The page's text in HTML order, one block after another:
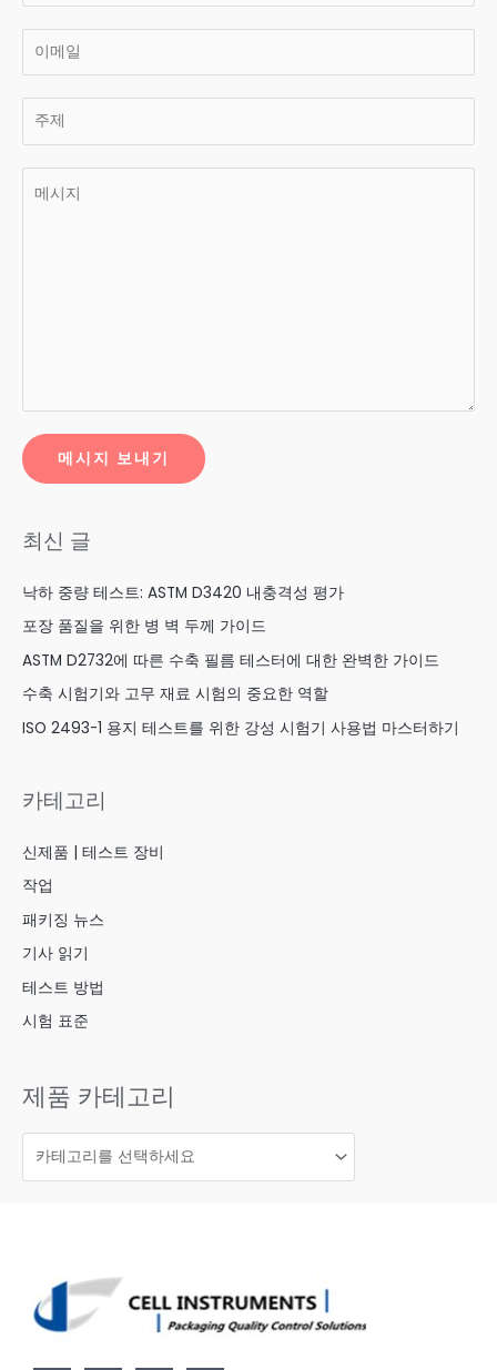
메시지 보내기
최신 글
낙하 중량 테스트: ASTM D3420 내충격성 평가
포장 품질을 위한 병 벽 두께 가이드
ASTM D2732에 따른 수축 필름 테스터에 대한 완벽한 가이드
수축 시험기와 고무 재료 시험의 중요한 역할
ISO 2493-1 용지 테스트를 위한 강성 시험기 사용법 마스터하기
카테고리
신제품 | 테스트 장비
작업
패키징 뉴스
기사 읽기
테스트 방법
시험 표준
제품 카테고리